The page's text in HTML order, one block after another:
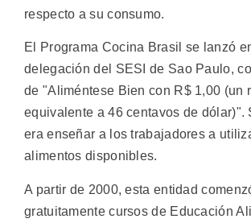
respecto a su consumo.
El Programa Cocina Brasil se lanzó
delegación del SESI de Sao Paulo,
de "Aliméntese Bien con R$ 1,00 (un
equivalente a 46 centavos de dólar)".
era enseñar a los trabajadores a
alimentos disponibles.
A partir de 2000, esta entidad
gratuitamente cursos de Educación